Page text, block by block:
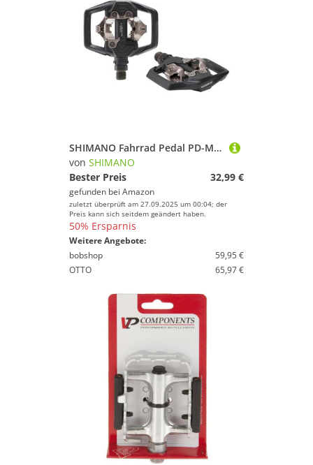
SHIMANO Fahrrad Pedal PD-ME700 Schwarz MTB SPD SM-SH51, 169796
von SHIMANO
Bester Preis
32,99 €
gefunden bei Amazon
zuletzt überprüft am 27.09.2025 um 00:04; der
Preis kann sich seitdem geändert haben.
50% Ersparnis
Weitere Angebote:
bobshop
59,95 €
OTTO
65,97 €